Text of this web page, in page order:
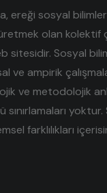
ereği sosyal bilimler
olan kolektif
sitesidir. Sosyal
ve ampirik
ve metodolojik
sınırlamaları
farklılıkları